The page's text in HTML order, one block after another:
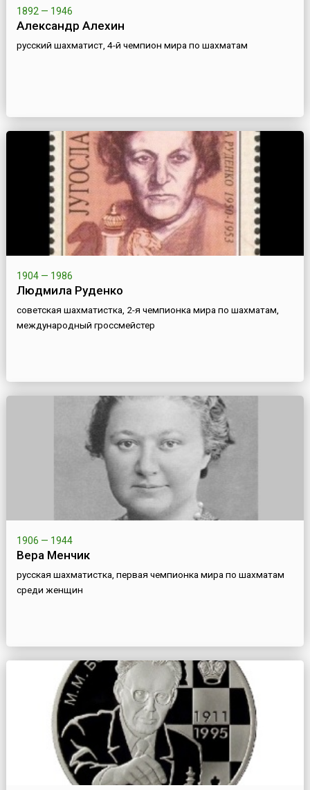
1892 — 1946
Александр Алехин
русский шахматист, 4-й чемпион мира по шахматам
1904 — 1986
Людмила Руденко
советская шахматистка, 2-я чемпионка мира по шахматам,
международный гроссмейстер
1906 — 1944
Вера Менчик
русская шахматистка, первая чемпионка мира по шахматам
среди женщин